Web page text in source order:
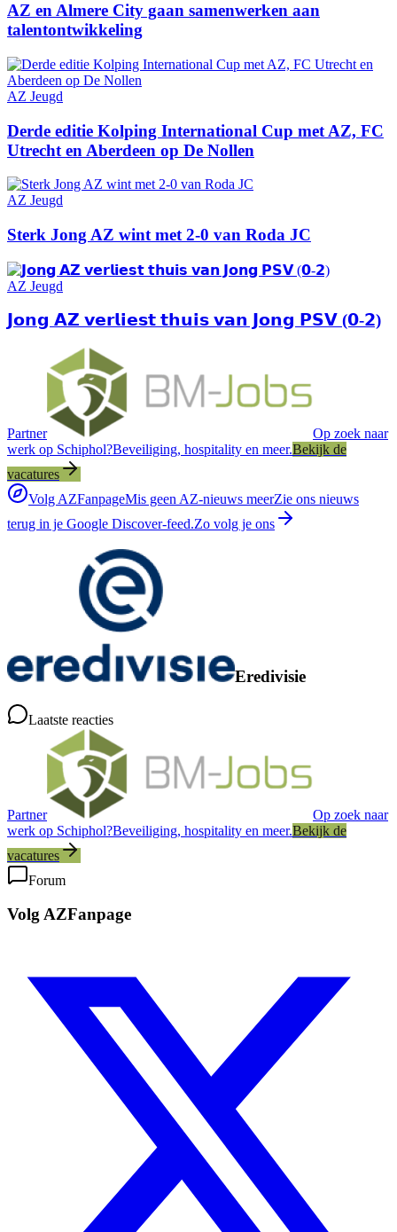
AZ en Almere City gaan samenwerken aan
talentontwikkeling
AZ Jeugd
Derde editie Kolping International Cup met AZ, FC
Utrecht en Aberdeen op De Nollen
AZ Jeugd
Sterk Jong AZ wint met 2-0 van Roda JC
AZ Jeugd
𝗝𝗼𝗻𝗴 𝗔𝗭 𝘃𝗲𝗿𝗹𝗶𝗲𝘀𝘁 𝘁𝗵𝘂𝗶𝘀 𝘃𝗮𝗻 𝗝𝗼𝗻𝗴 𝗣𝗦𝗩 (𝟬-𝟮)
Partner
Op zoek naar
werk op Schiphol?Beveiliging, hospitality en meer.Bekijk de
vacatures
Volg AZFanpageMis geen AZ-nieuws meerZie ons nieuws
terug in je Google Discover-feed.Zo volg je ons
Eredivisie
Laatste reacties
Partner
Op zoek naar
werk op Schiphol?Beveiliging, hospitality en meer.Bekijk de
vacatures
Forum
Volg AZFanpage